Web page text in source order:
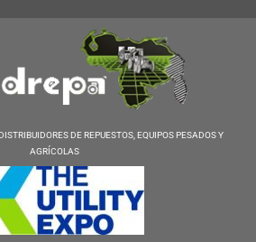
DE REPUESTOS, EQUIPOS PESADOS Y
AGRÍCOLAS